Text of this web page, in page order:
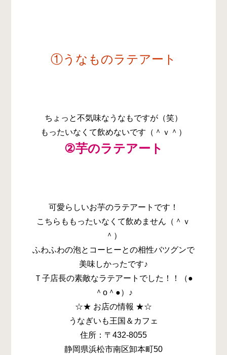
①うなものラテアート
ちょっと不気味なうなもですが（笑）
もったいなくて飲めないです（＾ｖ＾）
②芋のラテアート
可愛らしいお芋のラテアートです！
こちらももったいなくて飲めません（＾ｖ
＾）
ふわふわの泡とコーヒーとの相性バツグンで
美味しかったです♪
Ｔ子店長の素敵なラテアートでした！！（●
＾o＾●）♪
☆★ お店の情報 ★☆
うなぎいも王国＆カフェ
住所：〒432-8055
静岡県浜松市南区卸本町50